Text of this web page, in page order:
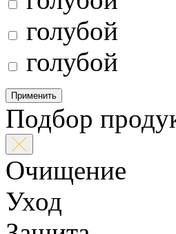
голубой
голубой
Применить
Подбор
Очищение
Уход